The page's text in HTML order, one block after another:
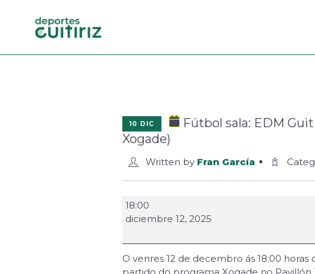
10 DIC
Fútbol sala: EDM
Xogade)
Written by Fran García
18:00
diciembre 12, 2025
O venres 12 de decembro ás 18:00